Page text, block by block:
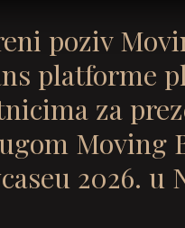
poziv
platforme
za
Moving
2026. u